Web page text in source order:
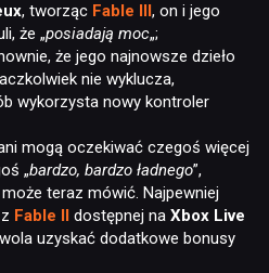
, tworząc Fable III, on i jego
że „posiadają moc„;
że jego najnowsze dzieło
nie wyklucza,
wykorzysta nowy kontroler
mogą oczekiwać czegoś więcej
„bardzo, bardzo ładnego”,
teraz mówić. Najpewniej
Fable II dostępnej na Xbox Live
uzyskać dodatkowe bonusy